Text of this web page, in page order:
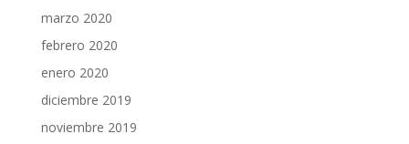
marzo 2020
febrero 2020
enero 2020
diciembre 2019
noviembre 2019